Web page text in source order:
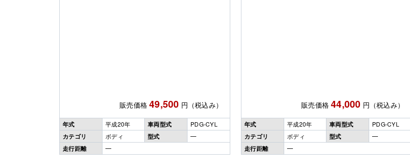
販売価格 49,500 円（税込み）
年式 平成20年 車両型式 PDG-CYL
カテゴリ ボディ 型式 ━
走行距離 ━
販売価格 44,000 円（税込み）
年式 平成20年 車両型式 PDG-CYL
カテゴリ ボディ 型式 ━
走行距離 ━